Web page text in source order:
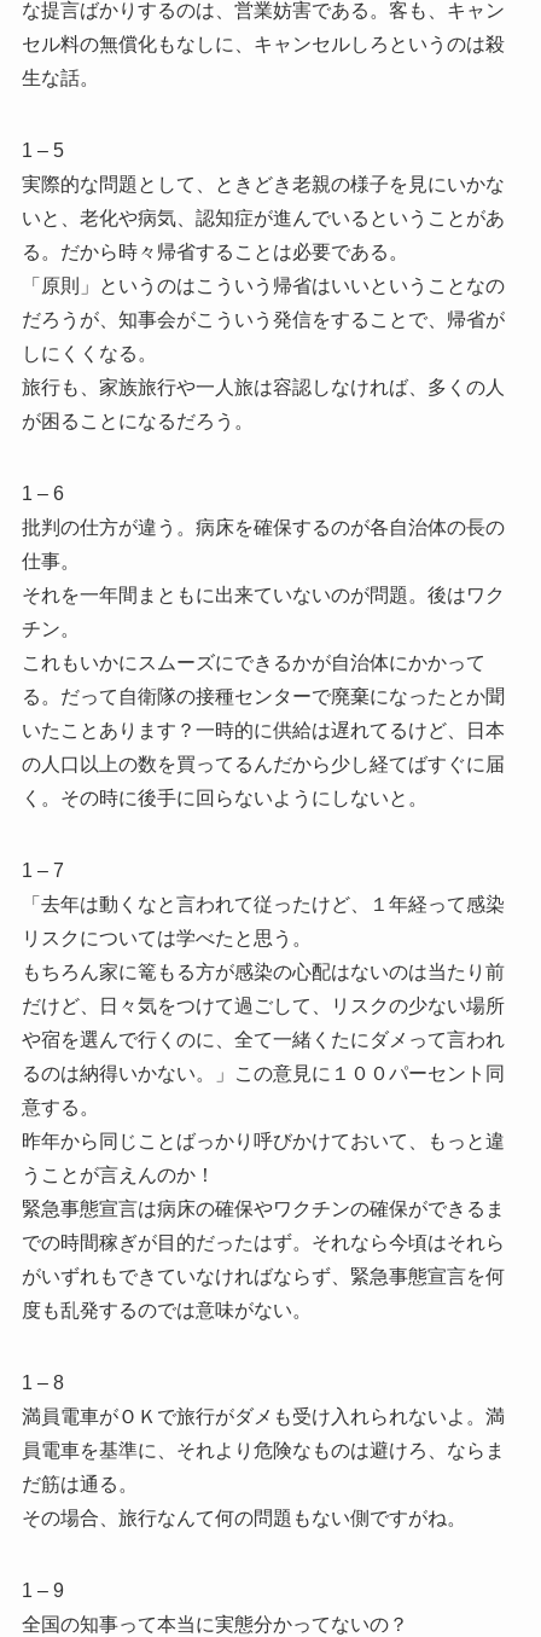
な提言ばかりするのは、営業妨害である。客も、キャン
セル料の無償化もなしに、キャンセルしろというのは殺
生な話。
1 – 5
実際的な問題として、ときどき老親の様子を見にいかな
いと、老化や病気、認知症が進んでいるということがあ
る。だから時々帰省することは必要である。
「原則」というのはこういう帰省はいいということなの
だろうが、知事会がこういう発信をすることで、帰省が
しにくくなる。
旅行も、家族旅行や一人旅は容認しなければ、多くの人
が困ることになるだろう。
1 – 6
批判の仕方が違う。病床を確保するのが各自治体の長の
仕事。
それを一年間まともに出来ていないのが問題。後はワク
チン。
これもいかにスムーズにできるかが自治体にかかって
る。だって自衛隊の接種センターで廃棄になったとか聞
いたことあります？一時的に供給は遅れてるけど、日本
の人口以上の数を買ってるんだから少し経てばすぐに届
く。その時に後手に回らないようにしないと。
1 – 7
「去年は動くなと言われて従ったけど、１年経って感染
リスクについては学べたと思う。
もちろん家に篭もる方が感染の心配はないのは当たり前
だけど、日々気をつけて過ごして、リスクの少ない場所
や宿を選んで行くのに、全て一緒くたにダメって言われ
るのは納得いかない。」この意見に１００パーセント同
意する。
昨年から同じことばっかり呼びかけておいて、もっと違
うことが言えんのか！
緊急事態宣言は病床の確保やワクチンの確保ができるま
での時間稼ぎが目的だったはず。それなら今頃はそれら
がいずれもできていなければならず、緊急事態宣言を何
度も乱発するのでは意味がない。
1 – 8
満員電車がＯＫで旅行がダメも受け入れられないよ。満
員電車を基準に、それより危険なものは避けろ、ならま
だ筋は通る。
その場合、旅行なんて何の問題もない側ですがね。
1 – 9
全国の知事って本当に実態分かってないの？